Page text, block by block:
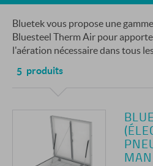
Bluetek vous propose une
Bluesteel Therm Air pour
l'aération nécessaire dans tous
5 produits